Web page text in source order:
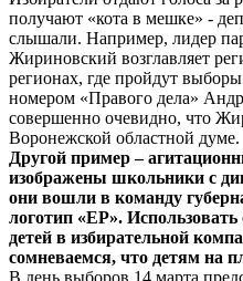
получают «кота в мешке» -
слышали. Например, лидер
Жириновский возглавляет
регионах, где пройдут
номером «Правого дела»
совершенно очевидно, что
Воронежской областной думе.
Другой пример –
изображены школьники с
они вошли в команду
логотип «ЕР».
детей в избирательной
сомневаемся, что детям на